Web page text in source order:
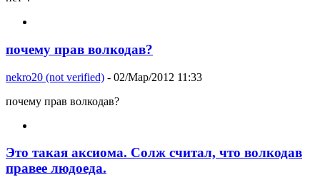
почему прав волкодав?
nekro20 (not verified) - 02/Мар/2012 11:33
почему прав волкодав?
Это такая аксиома. Солж считал, что волкодав
правее людоеда.